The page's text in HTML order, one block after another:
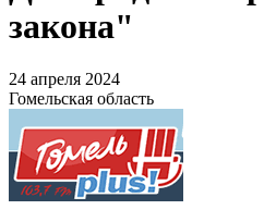
закона"
24 апреля 2024
Гомельская область